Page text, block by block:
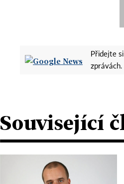
Přidejte
zprávách.
Související